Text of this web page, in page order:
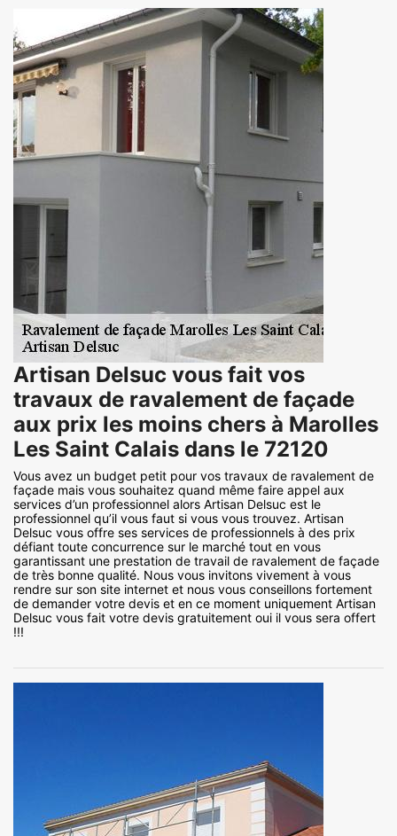
Artisan Delsuc vous fait vos
travaux de ravalement de façade
aux prix les moins chers à Marolles
Les Saint Calais dans le 72120
Vous avez un budget petit pour vos travaux de ravalement de
façade mais vous souhaitez quand même faire appel aux
services d’un professionnel alors Artisan Delsuc est le
professionnel qu’il vous faut si vous vous trouvez. Artisan
Delsuc vous offre ses services de professionnels à des prix
défiant toute concurrence sur le marché tout en vous
garantissant une prestation de travail de ravalement de façade
de très bonne qualité. Nous vous invitons vivement à vous
rendre sur son site internet et nous vous conseillons fortement
de demander votre devis et en ce moment uniquement Artisan
Delsuc vous fait votre devis gratuitement oui il vous sera offert
!!!